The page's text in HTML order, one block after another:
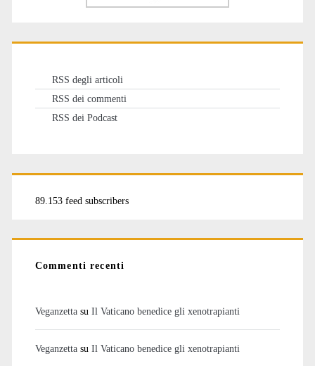
RSS degli articoli
RSS dei commenti
RSS dei Podcast
89.153 feed subscribers
Commenti recenti
Veganzettasu Il Vaticano benedice gli xenotrapianti
Veganzettasu Il Vaticano benedice gli xenotrapianti